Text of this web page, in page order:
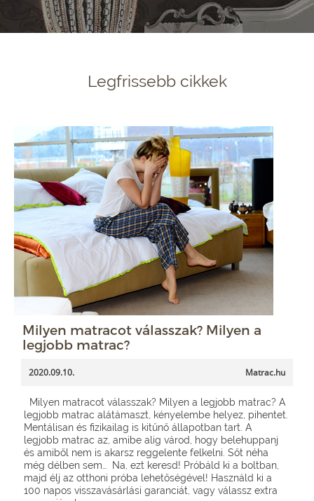
Legfrissebb cikkek
Milyen matracot válasszak? Milyen a
legjobb matrac?
2020.09.10. Matrac.hu
Milyen matracot válasszak? Milyen a legjobb matrac? A
legjobb matrac alátámaszt, kényelembe helyez, pihentet.
Mentálisan és fizikailag is kitűnő állapotban tart. A
legjobb matrac az, amibe alig várod, hogy belehuppanj
és amiből nem is akarsz reggelente felkelni. Sőt néha
még délben sem… Na, ezt keresd! Próbáld ki a boltban,
majd élj az otthoni próba lehetőségével! Használd ki a
100 napos visszavásárlási garanciát, vagy válassz extra